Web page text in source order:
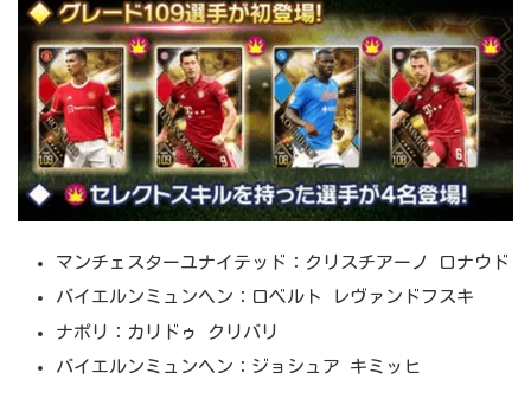
マンチェスターユナイテッド：クリスチアーノ ロナウド
バイエルンミュンヘン：ロベルト レヴァンドフスキ
ナポリ：カリドゥ クリバリ
バイエルンミュンヘン：ジョシュア キミッヒ